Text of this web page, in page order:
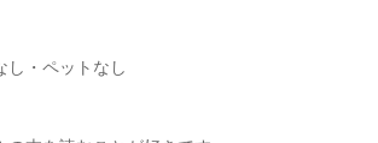
・ペットなし